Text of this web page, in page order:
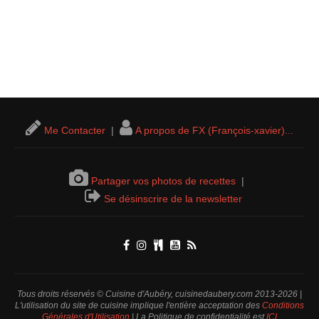
Me Contacter | A propos de FX (François-xavier)...
Partager vos photos de recettes |
Se désinscrire de la newsletter
Tous droits réservés © Cuisine d'Aubéry, cuisinedaubery.com 2013-2026 |
L'utilisation du site de cuisine implique l'entière acceptation des Conditions
Générales d'Utilisation | La Politique de confidentialité estICI